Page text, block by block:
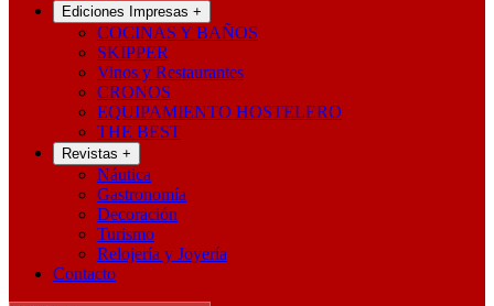
Ediciones Impresas +
COCINAS Y BAÑOS
SKIPPER
Vinos y Restaurantes
CRONOS
EQUIPAMIENTO HOSTELERO
THE BEST
Revistas +
Náutica
Gastronomía
Decoración
Turismo
Relojería y Joyería
Contacto